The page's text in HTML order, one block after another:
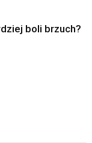
boli brzuch?